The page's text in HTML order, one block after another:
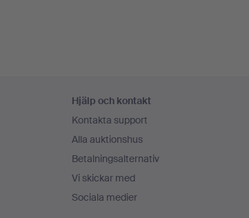
Hjälp och kontakt
Kontakta support
Alla auktionshus
Betalningsalternativ
Vi skickar med
Sociala medier